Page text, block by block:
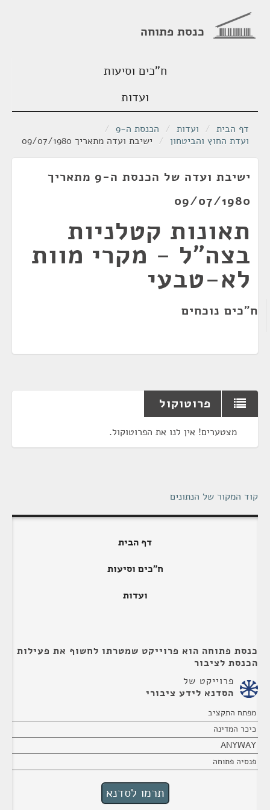
כנסת פתוחה
ח"כים וסיעות
ועדות
דף הבית / ועדות / הכנסת ה-9
/
ועדת החוץ והביטחון / ישיבת ועדה מתאריך 09/07/1980
ישיבת ועדה של הכנסת ה-9 מתאריך
09/07/1980
תאונות קטלניות
בצה"ל - מקרי מוות
לא-טבעי
ח"כים נוכחים
פרוטוקול
מצטערים! אין לנו את הפרוטוקול.
קוד המקור של הנתונים
דף הבית
ח"כים וסיעות
ועדות
כנסת פתוחה הוא פרוייקט שמטרתו לחשוף את פעילות
הכנסת לציבור
פרוייקט של
הסדנא לידע ציבורי
מפתח התקציב
כיכר המדינה
ANYWAY
פנסיה פתוחה